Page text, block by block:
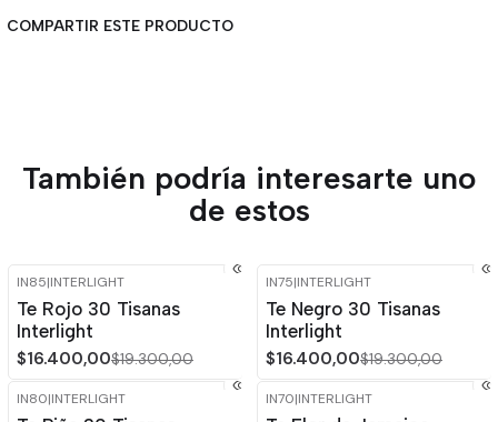
COMPARTIR ESTE PRODUCTO
También podría interesarte uno
de estos
-15%
IN85|INTERLIGHT
Te Rojo 30 Tisanas
Interlight
$16.400,00$19.300,00
-15%
IN75|INTERLIGHT
Te Negro 30 Tisanas
Interlight
$16.400,00$19.300,00
-15%
IN80|INTERLIGHT
-15%
IN70|INTERLIGHT